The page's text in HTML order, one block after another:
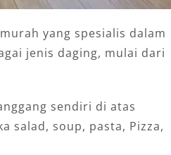
yang spesialis dalam
jenis daging, mulai dari
sendiri di atas
salad, soup, pasta, Pizza,